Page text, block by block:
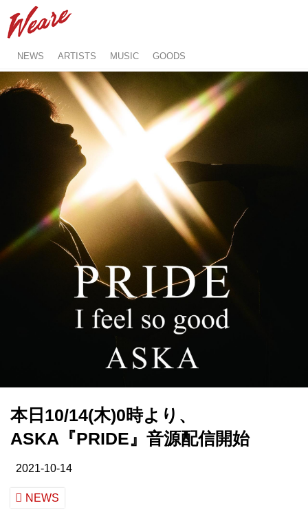
NEWS ARTISTS MUSIC GOODS
本日10/14(木)0時より、
ASKA『PRIDE』音源配信開始
2021-10-14
NEWS